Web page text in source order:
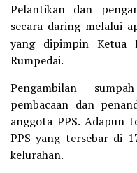
Pelantikan dan
secara daring melalui
yang dipimpin Ketua
Rumpedai.
Pengambilan
pembacaan dan
anggota PPS. Adapun
PPS yang tersebar di
kelurahan.